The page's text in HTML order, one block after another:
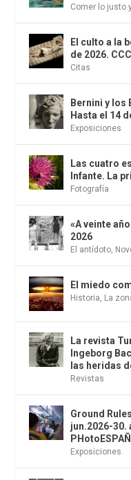
Comer lo justo
El culto a la
de 2026.
Citas
Bernini y los
Hasta el 14
Exposiciones
Las cuatro
Infante. La
Fotografía
«A veinte
2026
El antídoto
El miedo
Historia La
La revista
Ingeborg
las heridas
Revistas
Ground
jun.2026-30.
Exposiciones